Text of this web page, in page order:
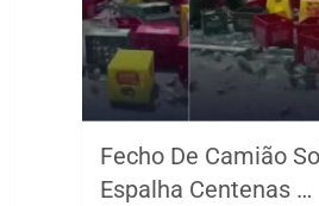
Fecho De Camião
Espalha Centenas …